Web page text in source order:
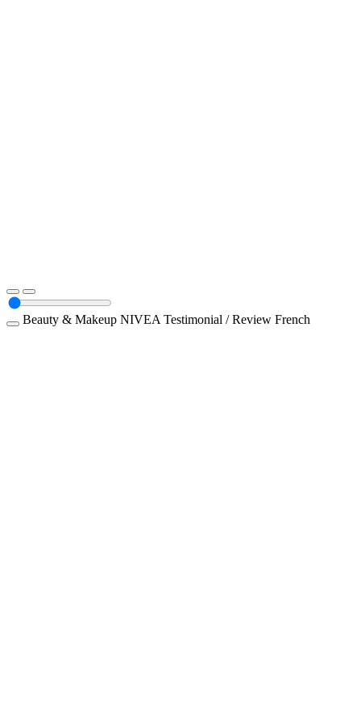
Beauty & Makeup NIVEA Testimonial / Review French